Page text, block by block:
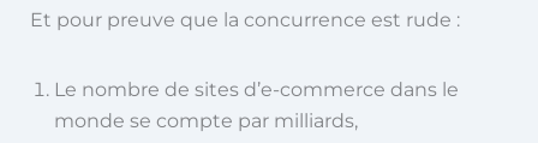
Et pour preuve que la concurrence est rude :
Le nombre de sites d’e-commerce dans le
monde se compte par milliards,